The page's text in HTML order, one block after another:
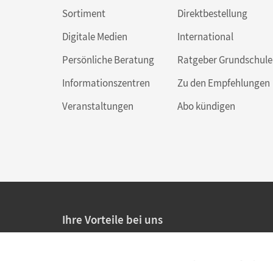
Sortiment
Digitale Medien
Persönliche Beratung
Informationszentren
Veranstaltungen
Direktbestellung
International
Ratgeber Grundschule
Zu den Empfehlungen
Abo kündigen
Ihre Vorteile bei uns